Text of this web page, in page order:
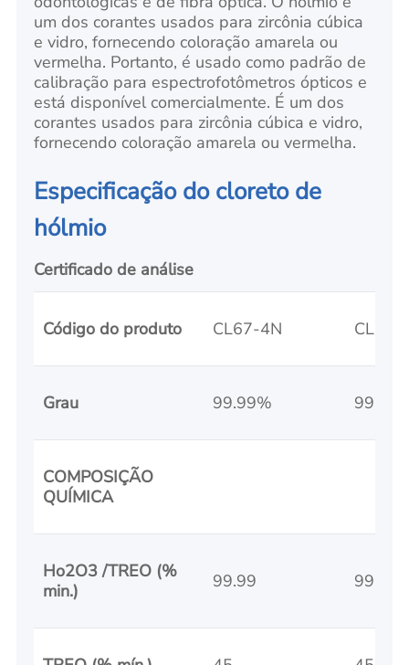
um dos corantes usados para zircônia cúbica
e vidro, fornecendo coloração amarela ou
vermelha. Portanto, é usado como padrão de
calibração para espectrofotômetros ópticos e
está disponível comercialmente. É um dos
corantes usados para zircônia cúbica e vidro,
fornecendo coloração amarela ou vermelha.
Especificação do cloreto de
hólmio
Certificado de análise
Código do produto CL67-4N CL67-
Grau 99.99% 99.9%
COMPOSIÇÃO
QUÍMICA
Ho2O3 /TREO (%
min.)
99.99 99.9